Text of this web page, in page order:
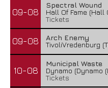
09-08
Spectral Wound
Hall Of Fame (Hall
Tickets
09-08
Arch Enemy
TivoliVredenburg
10-08
Municipal Waste
Dynamo (Dynamo
Tickets